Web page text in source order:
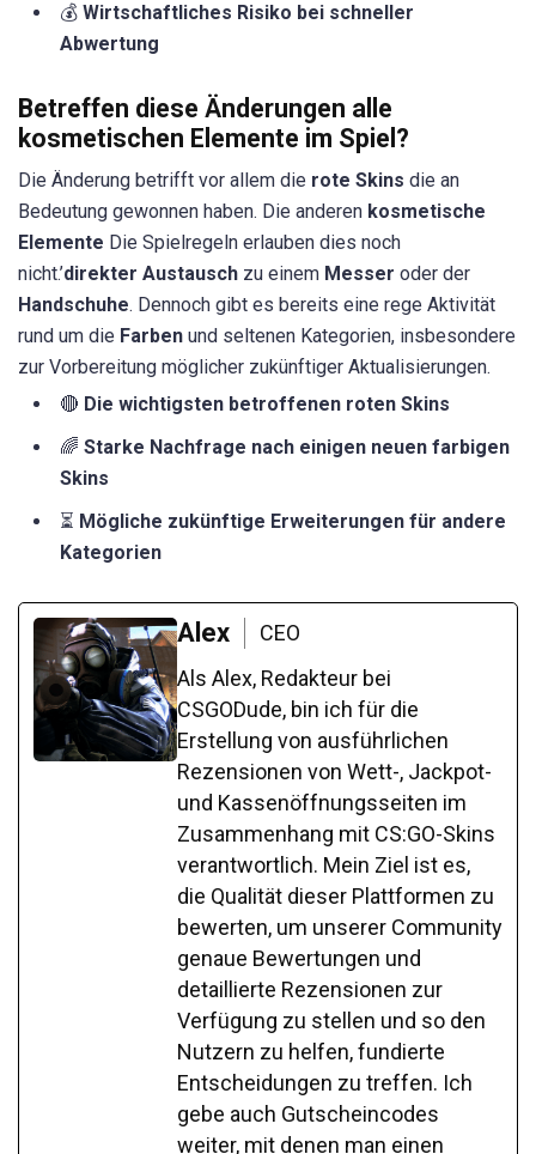
💰 Wirtschaftliches Risiko bei schneller
Abwertung
Betreffen diese Änderungen alle
kosmetischen Elemente im Spiel?
Die Änderung betrifft vor allem die rote Skins die an
Bedeutung gewonnen haben. Die anderen kosmetische
Elemente Die Spielregeln erlauben dies noch
nicht.’direkter Austausch zu einem Messer oder der
Handschuhe. Dennoch gibt es bereits eine rege Aktivität
rund um die Farben und seltenen Kategorien, insbesondere
zur Vorbereitung möglicher zukünftiger Aktualisierungen.
🔴 Die wichtigsten betroffenen roten Skins
🌈 Starke Nachfrage nach einigen neuen farbigen
Skins
⏳ Mögliche zukünftige Erweiterungen für andere
Kategorien
Alex
CEO
Als Alex, Redakteur bei
CSGODude, bin ich für die
Erstellung von ausführlichen
Rezensionen von Wett-, Jackpot-
und Kassenöffnungsseiten im
Zusammenhang mit CS:GO-Skins
verantwortlich. Mein Ziel ist es,
die Qualität dieser Plattformen zu
bewerten, um unserer Community
genaue Bewertungen und
detaillierte Rezensionen zur
Verfügung zu stellen und so den
Nutzern zu helfen, fundierte
Entscheidungen zu treffen. Ich
gebe auch Gutscheincodes
weiter, mit denen man einen